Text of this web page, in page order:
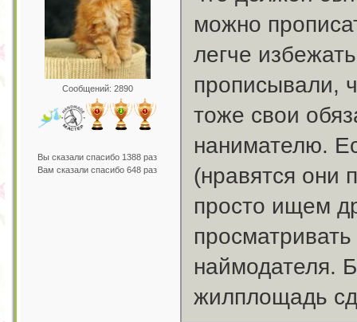
Сообщений: 2890
Вы сказали спасибо 1388 раз
Вам сказали спасибо 648 раз
можно
легче
прописывали,
тоже свои
нанимателю.
(нравятся они
просто ищем
наймодателя.
жилплощадь